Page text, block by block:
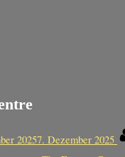
20257. Dezember 2025